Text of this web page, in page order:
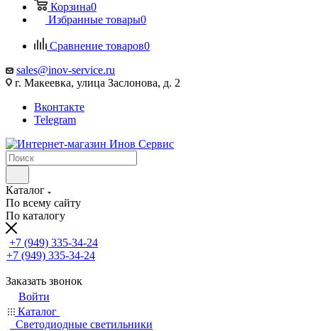
Корзина0
Избранные товары0
Сравнение товаров0
sales@inov-service.ru
г. Макеевка, улица Заслонова, д. 2
Вконтакте
Telegram
Каталог
По всему сайту
По каталогу
+7 (949) 335-34-24
+7 (949) 335-34-24
Заказать звонок
Войти
Каталог
Светодиодные светильники